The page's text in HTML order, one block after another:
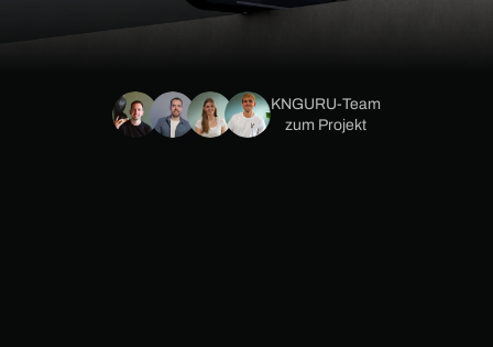
KNGURU-Team
zum Projekt